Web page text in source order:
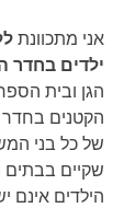
אני מתכוונת
ילדים בחדר
הגן ובית
הקטנים
של כל בני
שקיים בבתים
הילדים אינם